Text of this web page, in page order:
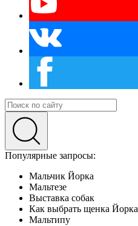
Популярные запросы:
Мальчик Йорка
Мальтезе
Выставка собак
Как выбрать щенка Йорка
Мальтипу